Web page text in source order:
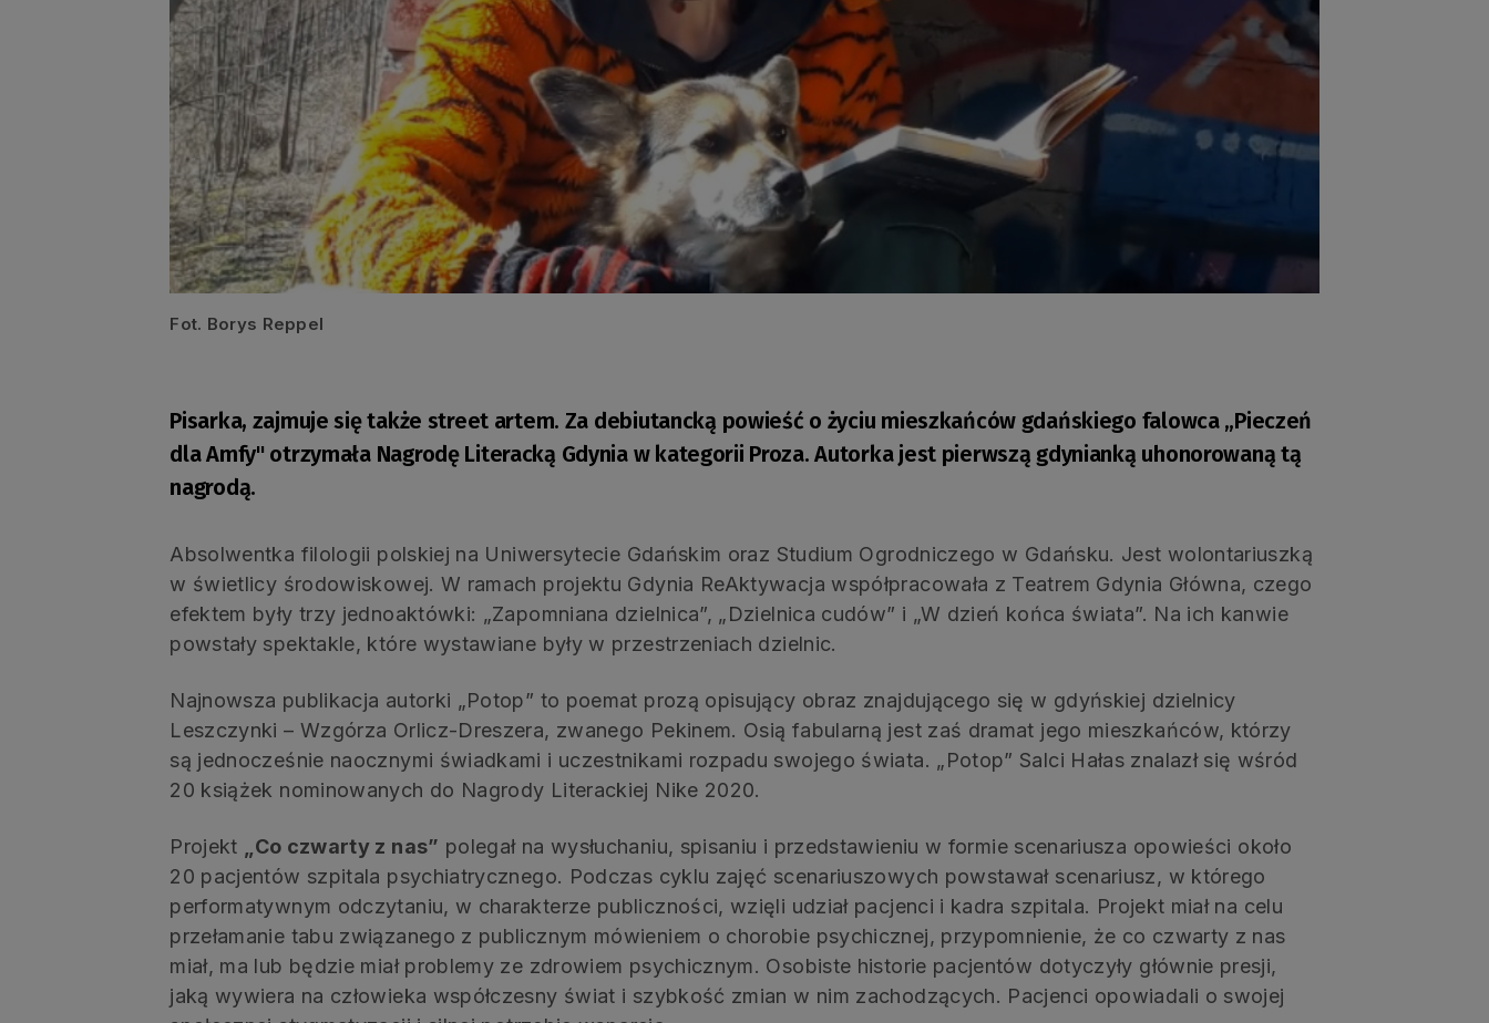
Fot. Borys Reppel
Pisarka, zajmuje się także street artem. Za debiutancką powieść o życiu mieszkańców gdańskiego falowca „Pieczeń
dla Amfy" otrzymała Nagrodę Literacką Gdynia w kategorii Proza. Autorka jest pierwszą gdynianką uhonorowaną tą
nagrodą.
Absolwentka filologii polskiej na Uniwersytecie Gdańskim oraz Studium Ogrodniczego w Gdańsku. Jest wolontariuszką
w świetlicy środowiskowej. W ramach projektu Gdynia ReAktywacja współpracowała z Teatrem Gdynia Główna, czego
efektem były trzy jednoaktówki: „Zapomniana dzielnica”, „Dzielnica cudów” i „W dzień końca świata”. Na ich kanwie
powstały spektakle, które wystawiane były w przestrzeniach dzielnic.
Najnowsza publikacja autorki „Potop” to poemat prozą opisujący obraz znajdującego się w gdyńskiej dzielnicy
Leszczynki – Wzgórza Orlicz-Dreszera, zwanego Pekinem. Osią fabularną jest zaś dramat jego mieszkańców, którzy
są jednocześnie naocznymi świadkami i uczestnikami rozpadu swojego świata. „Potop” Salci Hałas znalazł się wśród
20 książek nominowanych do Nagrody Literackiej Nike 2020.
Projekt „Co czwarty z nas” polegał na wysłuchaniu, spisaniu i przedstawieniu w formie scenariusza opowieści około
20 pacjentów szpitala psychiatrycznego. Podczas cyklu zajęć scenariuszowych powstawał scenariusz, w którego
performatywnym odczytaniu, w charakterze publiczności, wzięli udział pacjenci i kadra szpitala. Projekt miał na celu
przełamanie tabu związanego z publicznym mówieniem o chorobie psychicznej, przypomnienie, że co czwarty z nas
miał, ma lub będzie miał problemy ze zdrowiem psychicznym. Osobiste historie pacjentów dotyczyły głównie presji,
jaką wywiera na człowieka współczesny świat i szybkość zmian w nim zachodzących. Pacjenci opowiadali o swojej